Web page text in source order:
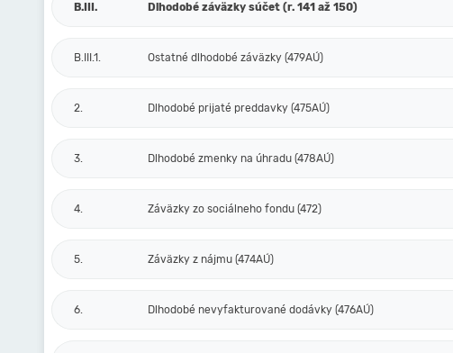
B.III. Dlhodobé záväzky súčet (r. 141 až 150)
B.III.1. Ostatné dlhodobé záväzky (479AÚ)
2. Dlhodobé prijaté preddavky (475AÚ)
3. Dlhodobé zmenky na úhradu (478AÚ)
4. Záväzky zo sociálneho fondu (472)
5. Záväzky z nájmu (474AÚ)
6. Dlhodobé nevyfakturované dodávky (476AÚ)